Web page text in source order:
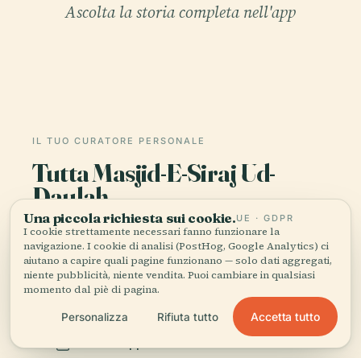
Ascolta la storia completa nell'app
IL TUO CURATORE PERSONALE
Tutta Masjid-E-Siraj Ud-
Daulah,
raccontata bene.
Guide audio per oltre 1.100 città in 96 paesi.
Storia, racconti e conoscenza locale —
disponibili offline.
Una piccola richiesta sui cookie.UE · GDPR
I cookie strettamente necessari fanno funzionare la
navigazione. I cookie di analisi (PostHog, Google Analytics) ci
aiutano a capire quali pagine funzionano — solo dati aggregati,
niente pubblicità, niente vendita. Puoi cambiare in qualsiasi
momento dal piè di pagina.
Personalizza Rifiuta tutto Accetta tutto